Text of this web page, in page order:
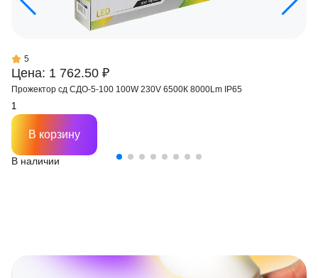
Цена: 1 762.50 ₽
5
Прожектор сд СДО-5-100 100W 230V 6500К 8000Lm IP65
В наличии
В корзину